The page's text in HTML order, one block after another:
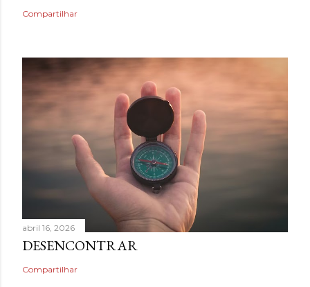
Compartilhar
abril 16, 2026
DESENCONTRAR
Compartilhar